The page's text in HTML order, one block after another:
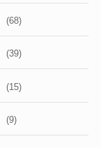
(68)
(39)
(15)
(9)